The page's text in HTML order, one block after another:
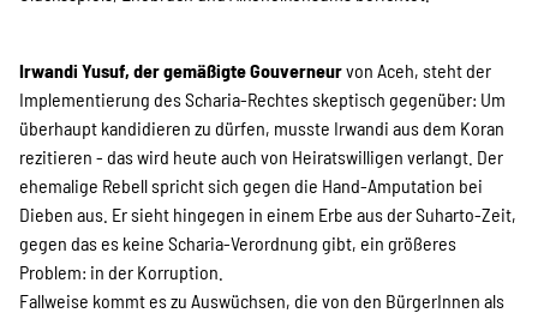
Irwandi Yusuf, der gemäßigte Gouverneurvon Aceh, steht der
Implementierung des Scharia-Rechtes skeptisch gegenüber: Um
überhaupt kandidieren zu dürfen, musste Irwandi aus dem Koran
rezitieren - das wird heute auch von Heiratswilligen verlangt. Der
ehemalige Rebell spricht sich gegen die Hand-Amputation bei
Dieben aus. Er sieht hingegen in einem Erbe aus der Suharto-Zeit,
gegen das es keine Scharia-Verordnung gibt, ein größeres
Problem: in der Korruption.
Fallweise kommt es zu Auswüchsen, die von den BürgerInnen als